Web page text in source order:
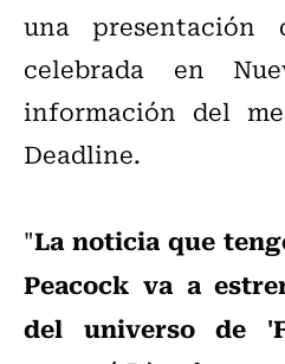
una presentación
celebrada en
información del
Deadline.
"La noticia que
Peacock va a
del universo de